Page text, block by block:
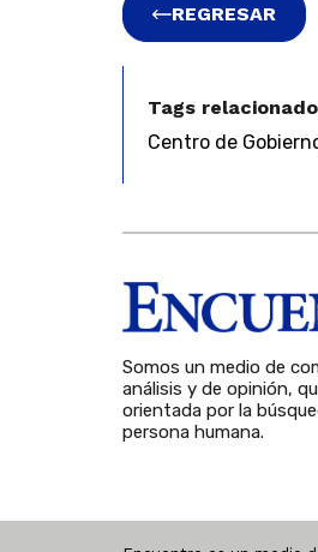
REGRESAR
Tags
Centro de
Somos un medio de
análisis y de opinión,
orientada por la
persona humana.